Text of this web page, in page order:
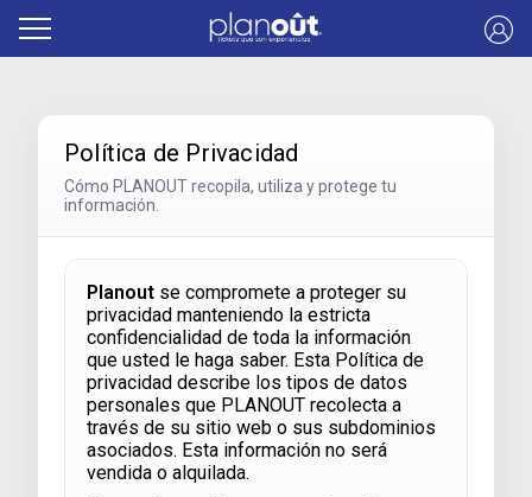
Política de Privacidad
Cómo PLANOUT recopila, utiliza y protege tu
información.
Planout se compromete a proteger su
privacidad manteniendo la estricta
confidencialidad de toda la información
que usted le haga saber. Esta Política de
privacidad describe los tipos de datos
personales que PLANOUT recolecta a
través de su sitio web o sus subdominios
asociados. Esta información no será
vendida o alquilada.